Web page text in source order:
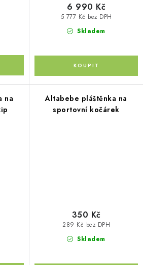
Skladem
5 777 Kč bez DPH
6 990 Kč
na
Altabebe pláštěnka na
sportovní kočárek
Skladem
289 Kč bez DPH
350 Kč